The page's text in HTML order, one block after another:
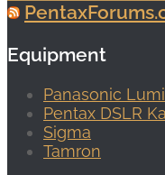
Equipment
Panasonic
Pentax DSLR
Sigma
Tamron